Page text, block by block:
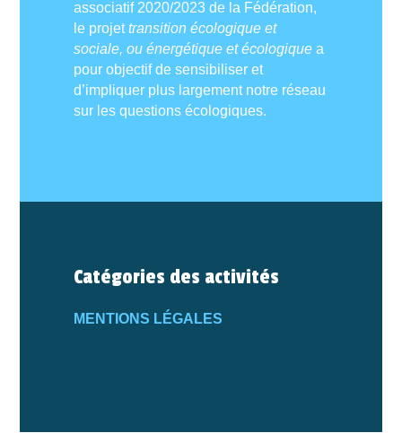
associatif 2020/2023 de la Fédération,
le projettransition écologique et
sociale, ou énergétique et écologiquea
pour objectif de sensibiliser et
d’impliquer plus largement notre réseau
sur les questions écologiques.
Catégories des activités
MENTIONS LÉGALES